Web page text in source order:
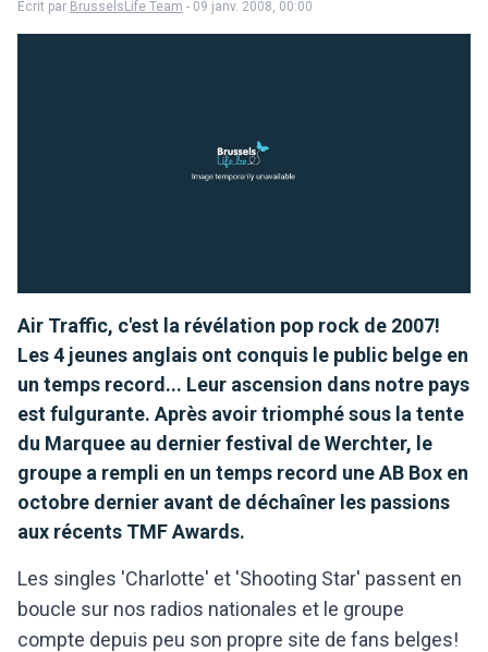
Écrit par BrusselsLife Team - 09 janv. 2008, 00:00
Air Traffic, c'est la révélation pop rock de 2007!
Les 4 jeunes anglais ont conquis le public belge en
un temps record... Leur ascension dans notre pays
est fulgurante. Après avoir triomphé sous la tente
du Marquee au dernier festival de Werchter, le
groupe a rempli en un temps record une AB Box en
octobre dernier avant de déchaîner les passions
aux récents TMF Awards.
Les singles 'Charlotte' et 'Shooting Star' passent en
boucle sur nos radios nationales et le groupe
compte depuis peu son propre site de fans belges!